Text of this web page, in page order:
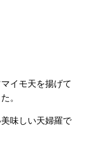
イモ天を揚げて
。
味しい天婦羅で